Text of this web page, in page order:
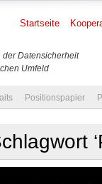
der Datensicherheit
Umfeld
Startseite
Positionspapier